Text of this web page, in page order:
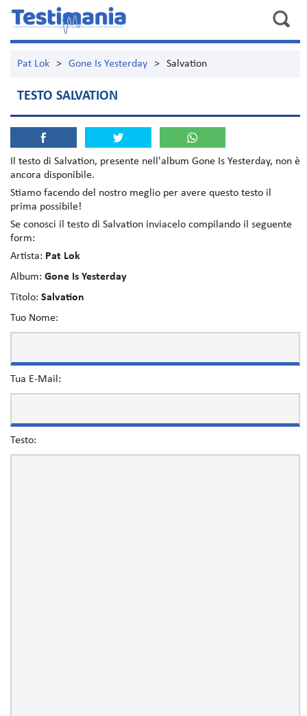
Pat Lok > Gone Is Yesterday > Salvation
TESTO SALVATION
Il testo di Salvation, presente nell'album Gone Is Yesterday, non è
ancora disponibile.
Stiamo facendo del nostro meglio per avere questo testo il
prima possibile!
Se conosci il testo di Salvation inviacelo compilando il seguente
form:
Artista: Pat Lok
Album: Gone Is Yesterday
Titolo: Salvation
Tuo Nome:
Tua E-Mail:
Testo: